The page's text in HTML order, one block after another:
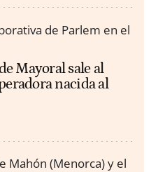
Mayoral sale al
nacida al